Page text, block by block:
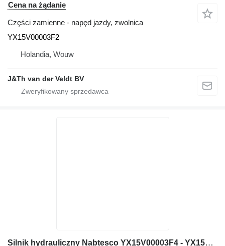
Cena na żądanie
Części zamienne - napęd jazdy, zwolnica
YX15V00003F2
Holandia, Wouw
J&Th van der Veldt BV
Silnik hydrauliczny Nabtesco YX15V00003F4 - YX15V00003F1 do koparki Kobelco E115SR E135SR SK135SR SK135SRL E135SRLC SK115SRDZ SK135SRLC SK135SR-1E SK135SRL-1E SK115SRDZ-1E SK135SRLC-1E